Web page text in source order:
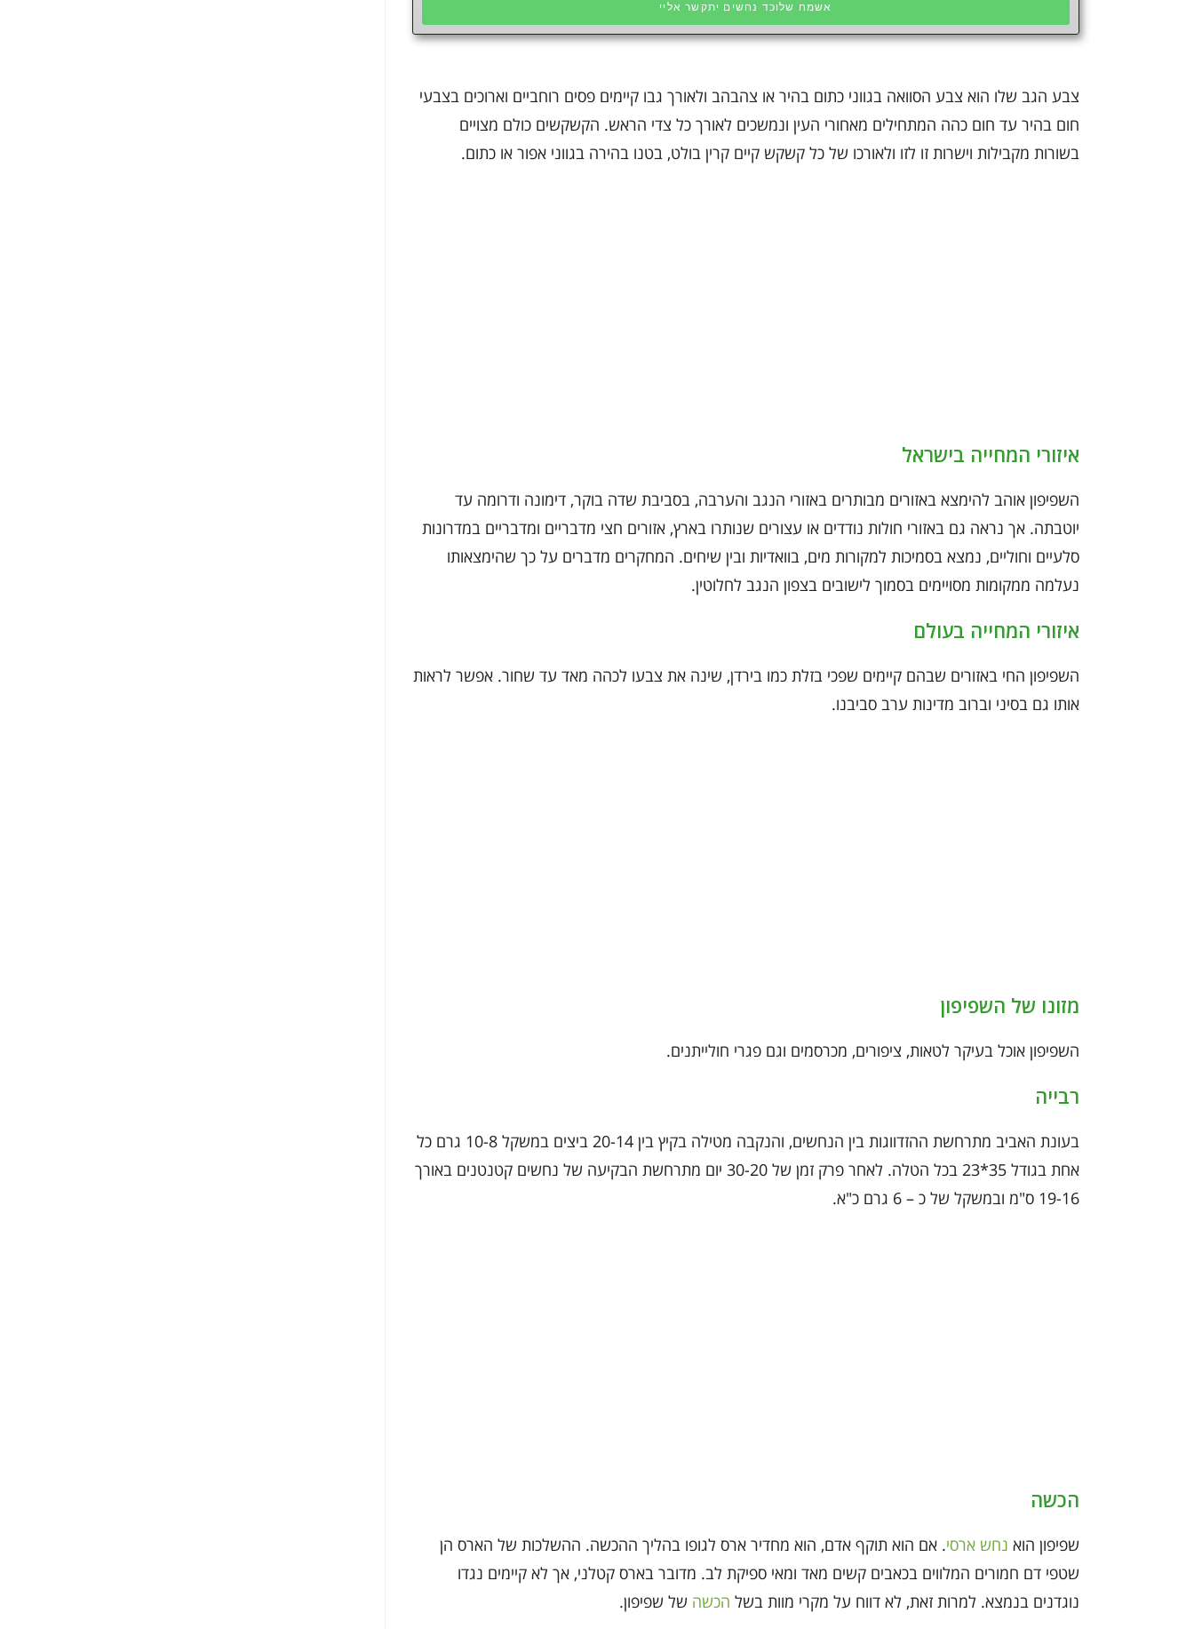
אשמח שלוכד נחשים יתקשר אליי
צבע הגב שלו הוא צבע הסוואה בגווני כתום בהיר או צהבהב ולאורך גבו קיימים פסים רוחביים וארוכים בצבעי
חום בהיר עד חום כהה המתחילים מאחורי העין ונמשכים לאורך כל צדי הראש. הקשקשים כולם מצויים
בשורות מקבילות וישרות זו לזו ולאורכו של כל קשקש קיים קרין בולט, בטנו בהירה בגווני אפור או כתום.
איזורי המחייה בישראל
השפיפון אוהב להימצא באזורים מבותרים באזורי הנגב והערבה, בסביבת שדה בוקר, דימונה ודרומה עד
יוטבתה. אך נראה גם באזורי חולות נודדים או עצורים שנותרו בארץ, אזורים חצי מדבריים ומדבריים במדרונות
סלעיים וחוליים, נמצא בסמיכות למקורות מים, בוואדיות ובין שיחים. המחקרים מדברים על כך שהימצאותו
נעלמה ממקומות מסויימים בסמוך לישובים בצפון הנגב לחלוטין.
איזורי המחייה בעולם
השפיפון החי באזורים שבהם קיימים שפכי בזלת כמו בירדן, שינה את צבעו לכהה מאד עד שחור. אפשר לראות
אותו גם בסיני וברוב מדינות ערב סביבנו.
מזונו של השפיפון
השפיפון אוכל בעיקר לטאות, ציפורים, מכרסמים וגם פגרי חולייתנים.
רבייה
בעונת האביב מתרחשת ההזדווגות בין הנחשים, והנקבה מטילה בקיץ בין 20-14 ביצים במשקל 10-8 גרם כל
אחת בגודל 35*23 בכל הטלה. לאחר פרק זמן של 30-20 יום מתרחשת הבקיעה של נחשים קטנטנים באורך
19-16 ס"מ ובמשקל של כ – 6 גרם כ"א.
הכשה
שפיפון הוא נחש ארסי. אם הוא תוקף אדם, הוא מחדיר ארס לגופו בהליך ההכשה. ההשלכות של הארס הן
שטפי דם חמורים המלווים בכאבים קשים מאד ומאי ספיקת לב. מדובר בארס קטלני, אך לא קיימים נגדו
נוגדנים בנמצא. למרות זאת, לא דווח על מקרי מוות בשל הכשה של שפיפון.